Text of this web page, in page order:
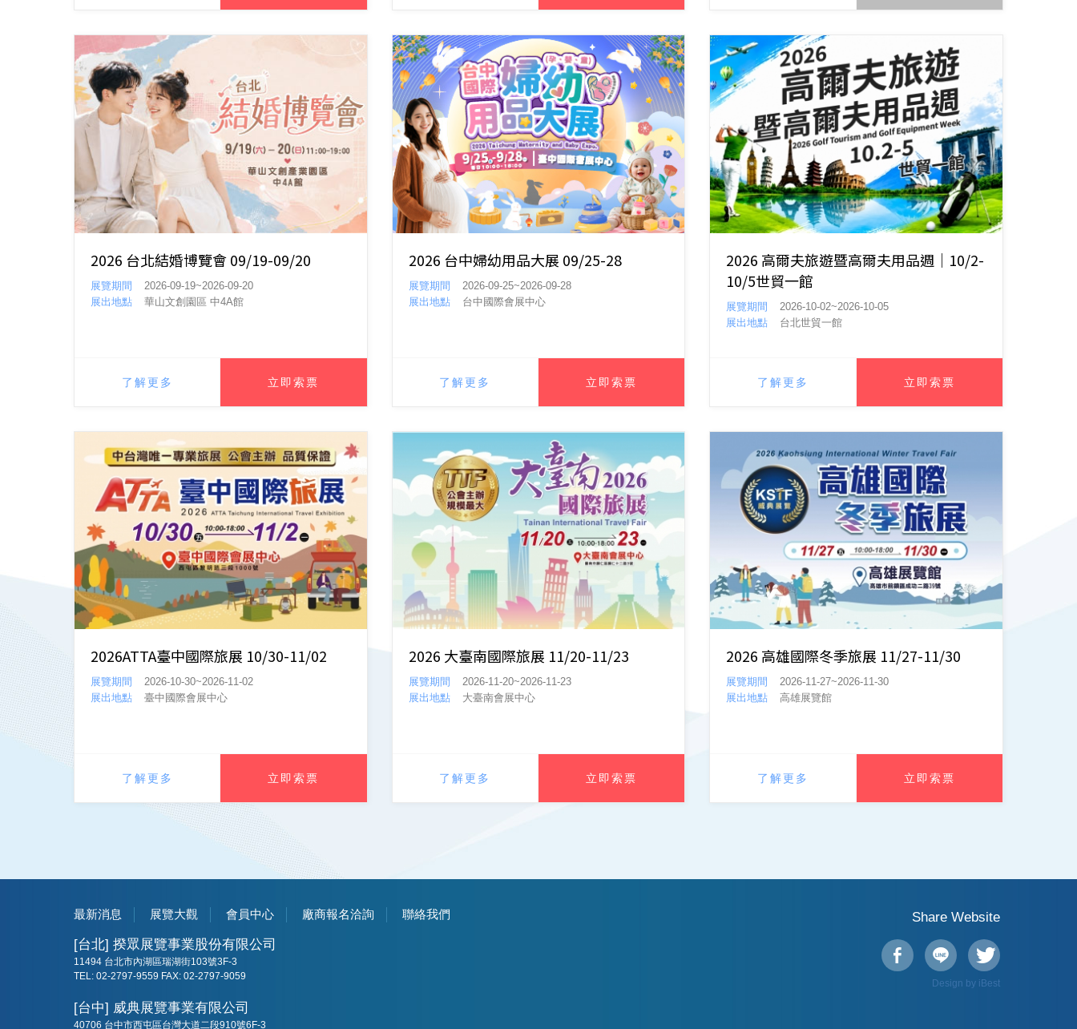
2026 台北結婚博覽會 09/19-09/20
展覽期間
2026-09-19~2026-09-20
展出地點
華山文創園區 中4A館
了解更多 立即索票
2026 台中婦幼用品大展 09/25-28
展覽期間
2026-09-25~2026-09-28
展出地點
台中國際會展中心
了解更多 立即索票
2026 高爾夫旅遊暨高爾夫用品週｜10/2-
10/5世貿一館
展覽期間
2026-10-02~2026-10-05
展出地點
台北世貿一館
了解更多 立即索票
2026ATTA臺中國際旅展 10/30-11/02
展覽期間
2026-10-30~2026-11-02
展出地點
臺中國際會展中心
了解更多 立即索票
2026 大臺南國際旅展 11/20-11/23
展覽期間
2026-11-20~2026-11-23
展出地點
大臺南會展中心
了解更多 立即索票
2026 高雄國際冬季旅展 11/27-11/30
展覽期間
2026-11-27~2026-11-30
展出地點
高雄展覽館
了解更多 立即索票
最新消息 展覽大觀 會員中心 廠商報名洽詢 聯絡我們
[台北] 揆眾展覽事業股份有限公司
11494 台北市內湖區瑞湖街103號3F-3
TEL: 02-2797-9559 FAX: 02-2797-9059
[台中] 威典展覽事業有限公司
40706 台中市西屯區台灣大道二段910號6F-3
Share Website
  
Design by iBest